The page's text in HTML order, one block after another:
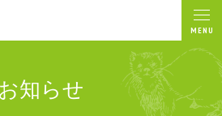
MENU
お知らせ